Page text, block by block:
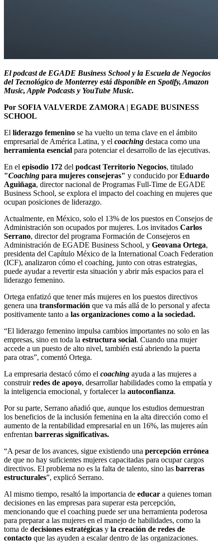
El podcast de EGADE Business School y la Escuela de Negocios
del Tecnológico de Monterrey está disponible en Spotify, Amazon
Music, Apple Podcasts y YouTube Music.
Por SOFIA VALVERDE ZAMORA | EGADE BUSINESS
SCHOOL
El liderazgo femenino se ha vuelto un tema clave en el ámbito
empresarial de América Latina, y el coaching destaca como una
herramienta esencial para potenciar el desarrollo de las ejecutivas.
En el episodio 172 del podcast Territorio Negocios, titulado
"Coaching para mujeres consejeras" y conducido porEduardo
Aguiñaga, director nacional de Programas Full-Time de EGADE
Business School, se explora el impacto del coaching en mujeres que
ocupan posiciones de liderazgo.
Actualmente, en México, solo el 13% de los puestos en Consejos de
Administración son ocupados por mujeres. Los invitados Carlos
Serrano, director del programa Formación de Consejeros en
Administración de EGADE Business School, y Geovana Ortega,
presidenta del Capítulo México de la International Coach Federation
(ICF), analizaron cómo el coaching, junto con otras estrategias,
puede ayudar a revertir esta situación y abrir más espacios para el
liderazgo femenino.
Ortega enfatizó que tener más mujeres en los puestos directivos
genera una transformación que va más allá de lo personal y afecta
positivamente tanto a las organizaciones como a la sociedad.
“El liderazgo femenino impulsa cambios importantes no solo en las
empresas, sino en toda la estructura social. Cuando una mujer
accede a un puesto de alto nivel, también está abriendo la puerta
para otras”, comentó Ortega.
La empresaria destacó cómo el coaching ayuda a las mujeres a
construirredes de apoyo, desarrollar habilidades como la empatía y
la inteligencia emocional, y fortalecer la autoconfianza.
Por su parte, Serrano añadió que, aunque los estudios demuestran
los beneficios de la inclusión femenina en la alta dirección como el
aumento de la rentabilidad empresarial en un 16%, las mujeres aún
enfrentan barreras significativas.
“A pesar de los avances, sigue existiendo una percepción errónea
de que no hay suficientes mujeres capacitadas para ocupar cargos
directivos. El problema no es la falta de talento, sino las barreras
estructurales”, explicó Serrano.
Al mismo tiempo, resaltó la importancia de educar a quienes toman
decisiones en las empresas para superar esta percepción,
mencionando que el coaching puede ser una herramienta poderosa
para preparar a las mujeres en el manejo de habilidades, como la
toma de decisiones estratégicas y la creación de redes de
contacto que las ayuden a escalar dentro de las organizaciones.